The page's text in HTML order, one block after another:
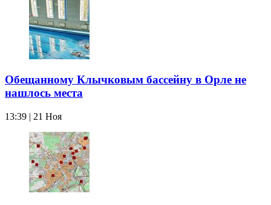
Обещанному Клычковым бассейну в Орле не
нашлось места
13:39 | 21 Ноя